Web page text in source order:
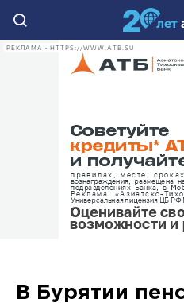
РЕКЛАМА • HTTPS://WWW.ATB.SU
В Бурятии